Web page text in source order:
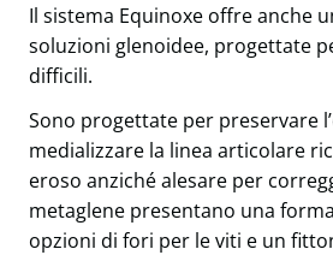
Il sistema Equinoxe offre anche
soluzioni glenoidee, progettate
difficili.
Sono progettate per preservare
medializzare la linea articolare
eroso anziché alesare per
metaglene presentano una
opzioni di fori per le viti e un